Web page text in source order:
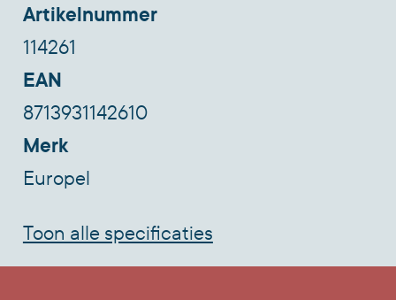
Artikelnummer
114261
EAN
8713931142610
Merk
Europel
Toon alle specificaties